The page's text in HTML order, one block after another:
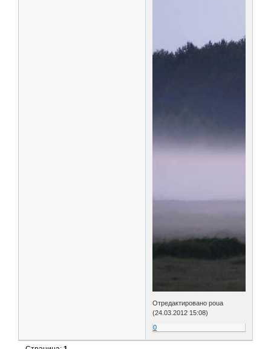
Отредактировано poua
(24.03.2012 15:08)
0